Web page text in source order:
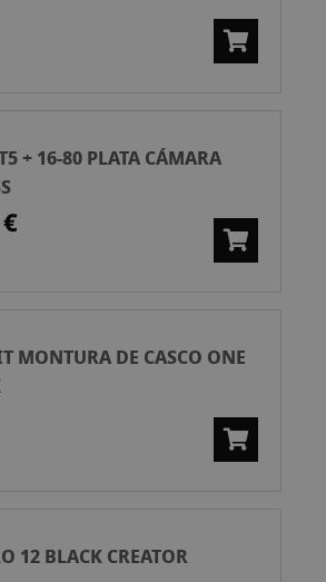
+ 16-80 PLATA CÁMARA
MONTURA DE CASCO ONE
12 BLACK CREATOR